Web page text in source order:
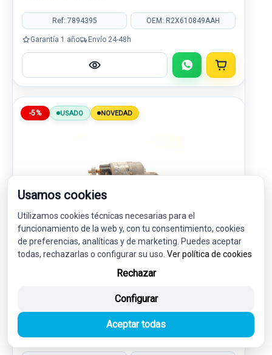
Ref: 7894395 OEM: R2X610849AAH
Garantía 1 año Envío 24-48h
-5% USADO NOVEDAD
MOTOR ARRANQUE JX6T11000CA 2198353
38,00 €
Usamos cookies
Utilizamos cookies técnicas necesarias para el
funcionamiento de la web y, con tu consentimiento, cookies
de preferencias, analíticas y de marketing. Puedes aceptar
todas, rechazarlas o configurar su uso. Ver política de cookies
Rechazar
Configurar
Aceptar todas